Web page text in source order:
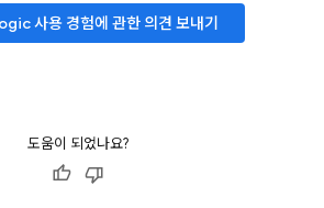
사용 경험에 관한 의견 보내기
도움이 되었나요?